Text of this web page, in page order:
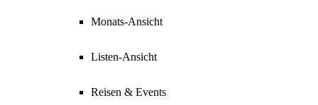
Monats-Ansicht
Listen-Ansicht
Reisen & Events